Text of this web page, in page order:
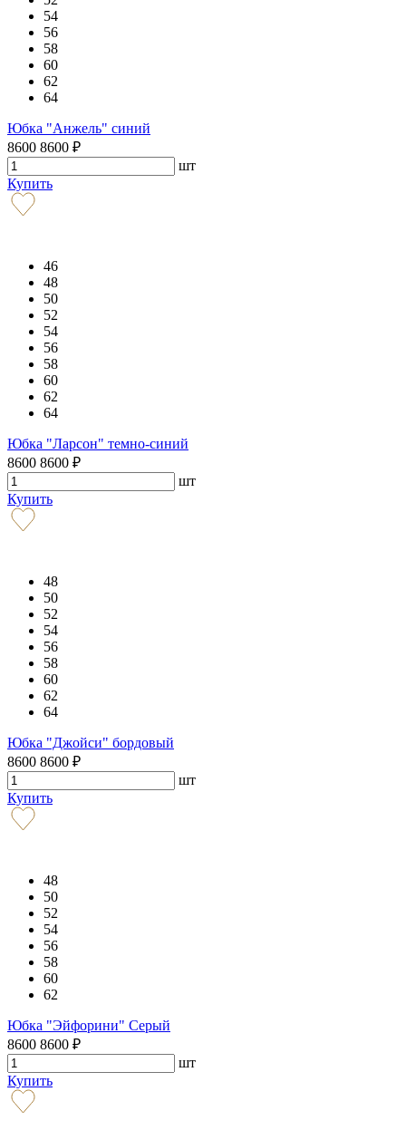
54
56
58
60
62
64
Юбка "Анжель" синий
8600 8600 ₽
шт
Купить
46
48
50
52
54
56
58
60
62
64
Юбка "Ларсон" темно-синий
8600 8600 ₽
шт
Купить
48
50
52
54
56
58
60
62
64
Юбка "Джойси" бордовый
8600 8600 ₽
шт
Купить
48
50
52
54
56
58
60
62
Юбка "Эйфорини" Серый
8600 8600 ₽
шт
Купить